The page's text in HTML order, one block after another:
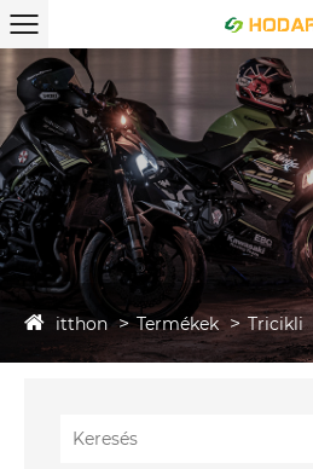
itthon Termékek Tricikli